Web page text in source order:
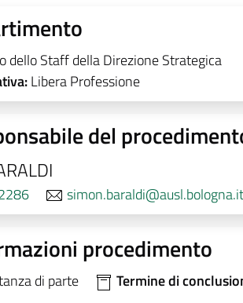
dello Staff della Direzione Strategica
Libera Professione
del
simon.baraldi@ausl.bologna.it
procedimento
di parte Termine di